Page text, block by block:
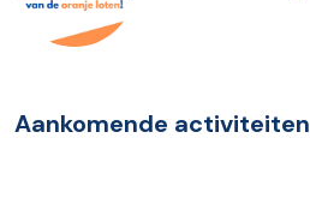
Aankomende activiteiten